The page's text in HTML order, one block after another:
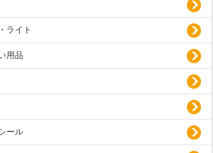
ライト
用品
ール